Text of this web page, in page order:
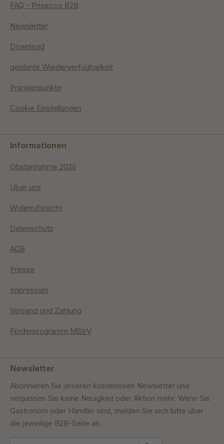
FAQ - Prisecco B2B
Newsletter
Download
geplante Wiederverfügbarkeit
Prämienpunkte
Cookie Einstellungen
Informationen
Obstannahme 2026
Über uns
Widerrufsrecht
Datenschutz
AGB
Presse
Impressum
Versand und Zahlung
Förderprogramm MStrV
Newsletter
Abonnieren Sie unseren kostenlosen Newsletter und
verpassen Sie keine Neuigkeit oder Aktion mehr. Wenn Sie
Gastronom oder Händler sind, melden Sie sich bitte über
die jeweilige B2B-Seite an.